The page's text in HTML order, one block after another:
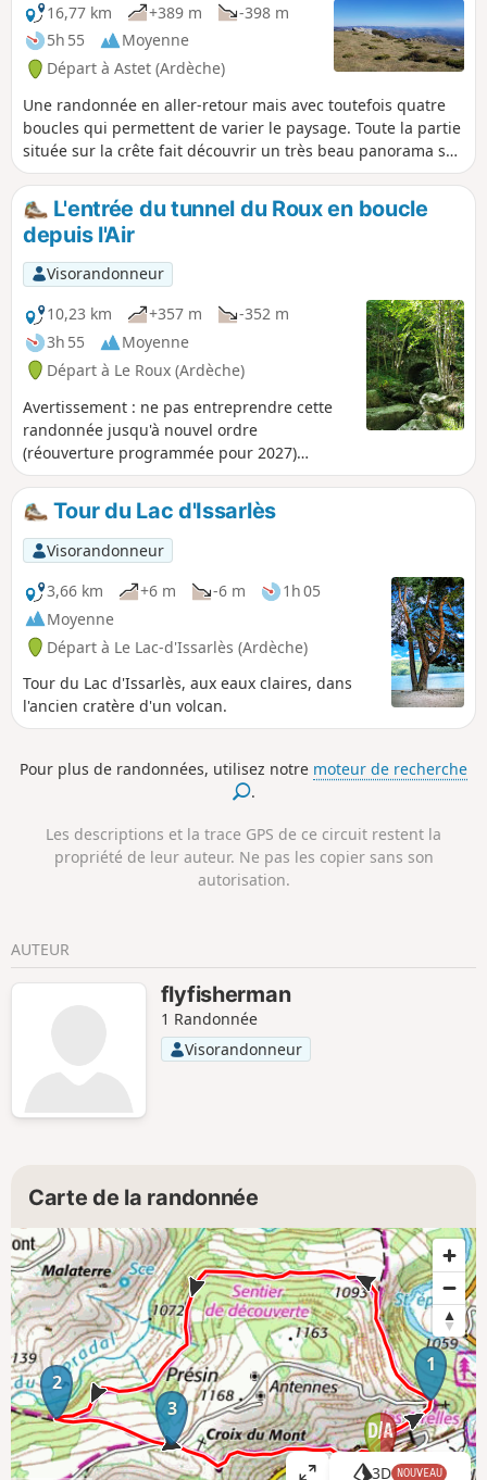
16,77 km
+389 m
-398 m
5h 55
Moyenne
Départ à Astet (Ardèche)
Une randonnée en aller-retour mais avec toutefois quatre
boucles qui permettent de varier le paysage. Toute la partie
située sur la crête fait découvrir un très beau panorama sur
les chaînes successives de la montagne ardéchoise.
L'entrée du tunnel du Roux en boucle
depuis l'Air
Visorandonneur
10,23 km
+357 m
-352 m
3h 55
Moyenne
Départ à Le Roux (Ardèche)
Avertissement : ne pas entreprendre cette
randonnée jusqu'à nouvel ordre
(réouverture programmée pour 2027)
!L'épisode cévenol d'octobre 2024 a créé un
glissement de terrain au dessus du point (4),
ce qui a détruit en totalité le chemin
communal. Arrêté communal d'interdiction
de passage affiché. Pas de variante possible
sur cette partie de circuit. Randonnée de mi-
saison, printemps ou automne au départ de
l'Air (ou l'Herm), aux paysages variés avec
des passages sur des routes goudronnées
peu fréquentées. Beaux points de vue sur
les vallées de la Vauclare et de la
Fontaulière.
Tour du Lac d'Issarlès
Visorandonneur
3,66 km
+6 m -6 m
1h 05
Moyenne
Départ à Le Lac-d'Issarlès (Ardèche)
Tour du Lac d'Issarlès, aux eaux claires, dans
l'ancien cratère d'un volcan.
Pour plus de randonnées, utilisez notre moteur de recherche
.
Les descriptions et la trace GPS de ce circuit restent la
propriété de leur auteur. Ne pas les copier sans son
autorisation.
AUTEUR
flyfisherman
1 Randonnée
Visorandonneur
Carte de la randonnée
1
2
3
3D NOUVEAU